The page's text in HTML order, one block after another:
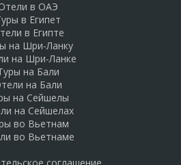
в ОАЭ
в Египет
в Египте
на Шри-Ланку
на Шри-Ланке
на Бали
на Бали
на Сейшелы
на Сейшелах
во Вьетнам
во Вьетнаме